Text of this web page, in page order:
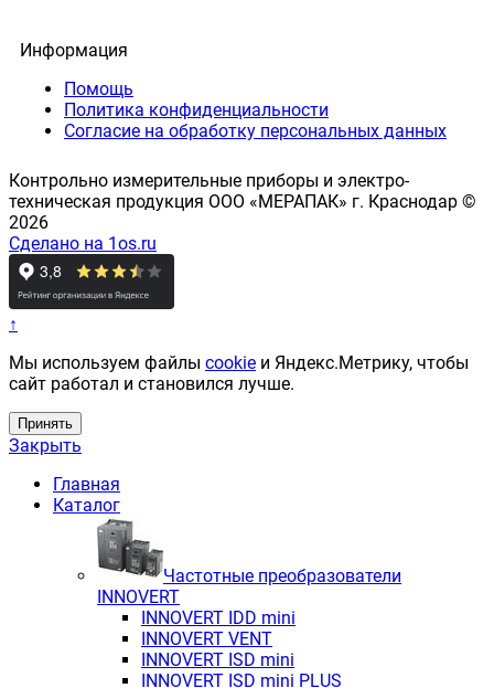
Информация
Помощь
Политика конфиденциальности
Согласие на обработку персональных данных
Контрольно измерительные приборы и электро-
техническая продукция ООО «МЕРАПАК» г. Краснодар ©
2026
Сделано на 1os.ru
↑
Мы используем файлы cookie и Яндекс.Метрику, чтобы
сайт работал и становился лучше.
Принять
Закрыть
Главная
Каталог
Частотные преобразователи
INNOVERT
INNOVERT IDD mini
INNOVERT VENT
INNOVERT ISD mini
INNOVERT ISD mini PLUS